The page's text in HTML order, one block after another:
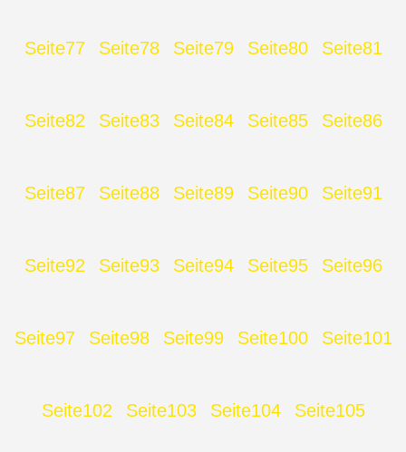
Seite77 Seite78 Seite79 Seite80 Seite81
Seite82 Seite83 Seite84 Seite85 Seite86
Seite87 Seite88 Seite89 Seite90 Seite91
Seite92 Seite93 Seite94 Seite95 Seite96
Seite97 Seite98 Seite99 Seite100 Seite101
Seite102 Seite103 Seite104 Seite105